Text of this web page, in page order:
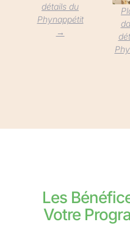
détails du
Phynappétit
→
Les
Votre